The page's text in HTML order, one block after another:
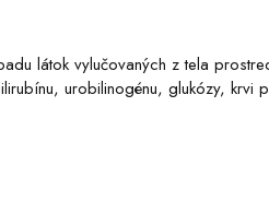
látok vylučovaných z tela
urobilinogénu, glukózy, krvi